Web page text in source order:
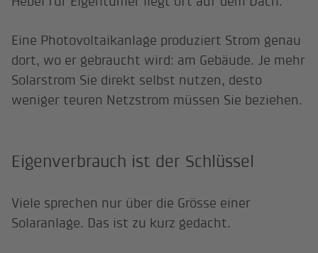
Eine Photovoltaikanlage produziert Strom genau
dort, wo er gebraucht wird: am Gebäude. Je mehr
Solarstrom Sie direkt selbst nutzen, desto
weniger teuren Netzstrom müssen Sie beziehen.
Eigenverbrauch ist der Schlüssel
Viele sprechen nur über die Grösse einer
Solaranlage. Das ist zu kurz gedacht.